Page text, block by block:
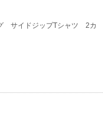
サイドジップTシャツ 2カ